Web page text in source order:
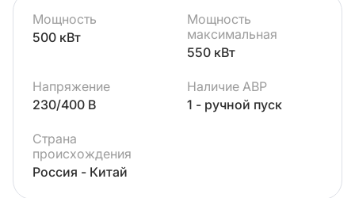
Мощность
500 кВт
Мощность
максимальная
550 кВт
Напряжение
230/400 В
Наличие АВР
1 - ручной пуск
Страна
происхождения
Россия - Китай